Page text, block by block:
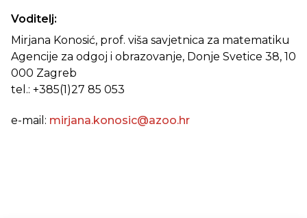
Voditelj:
Mirjana Konosić, prof. viša savjetnica za matematiku
Agencije za odgoj i obrazovanje, Donje Svetice 38, 10
000 Zagreb
tel.: +385(1)27 85 053
e-mail: mirjana.konosic@azoo.hr